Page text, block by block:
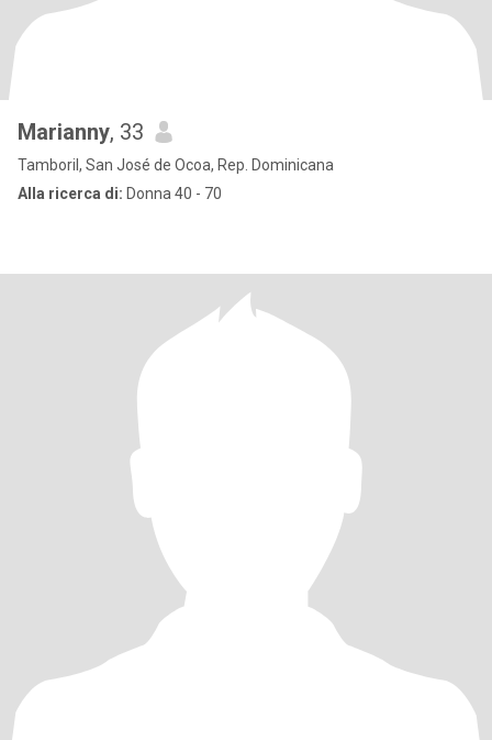
Marianny, 33
Tamboril, San José de Ocoa, Rep. Dominicana
Alla ricerca di: Donna 40 - 70